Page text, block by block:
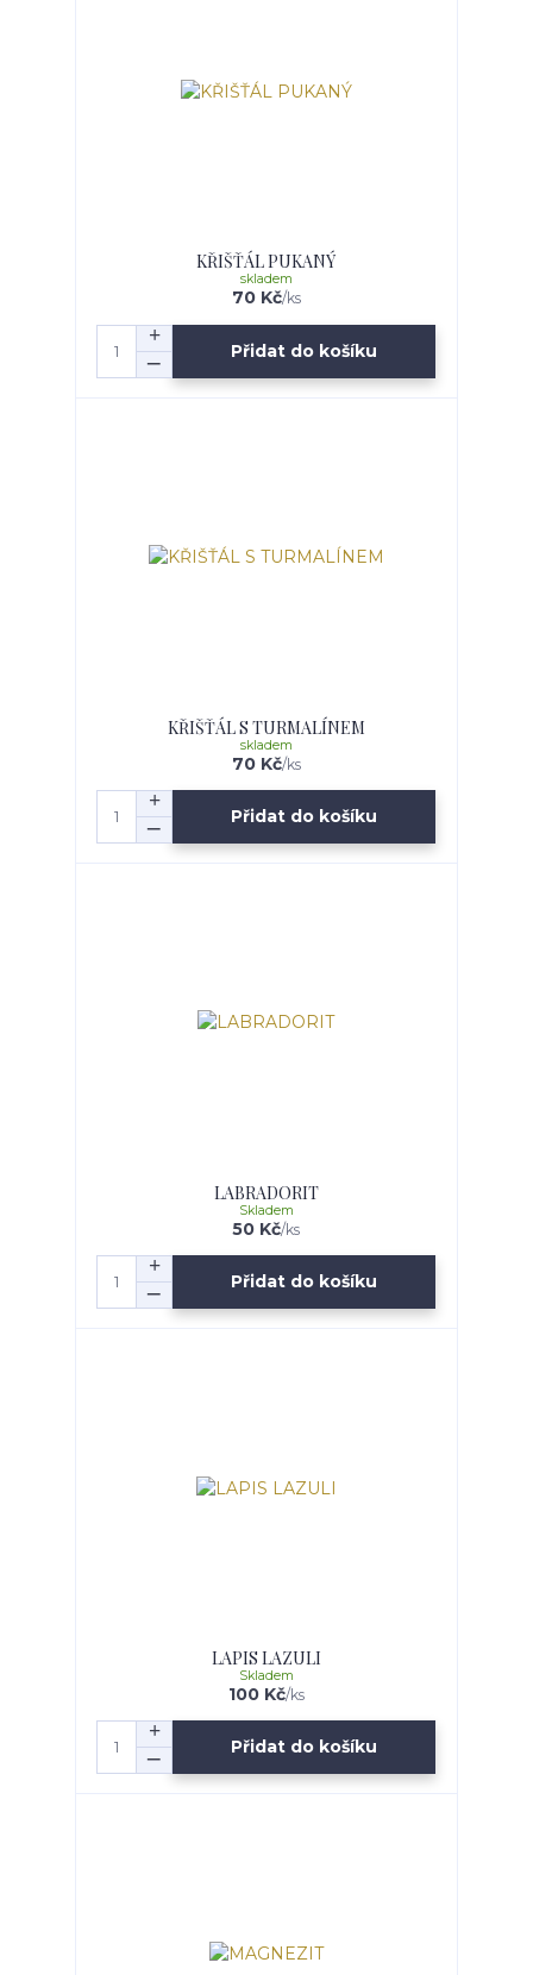
KŘIŠŤÁL PUKANÝ
70 Kč/ks
skladem
Přidat do košíku
KŘIŠŤÁL S TURMALÍNEM
70 Kč/ks
skladem
Přidat do košíku
LABRADORIT
50 Kč/ks
Skladem
Přidat do košíku
LAPIS LAZULI
100 Kč/ks
Skladem
Přidat do košíku